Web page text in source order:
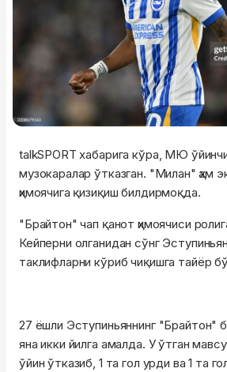
talkSPORT хабарига кўра, МЮ
музокаралар ўтказган. "Милан" ҳам
ҳимоячига қизиқиш билдирмоқда.
"Брайтон" чап қанот ҳимоячиси
Кейперни олганидан сўнг
таклифларни кўриб чиқишга тайёр
27 ёшли Эступиньяннинг "Брайтон"
яна икки йилга амалда. У ўтган
ўйин ўтказиб, 1 та гол урди ва 1 та